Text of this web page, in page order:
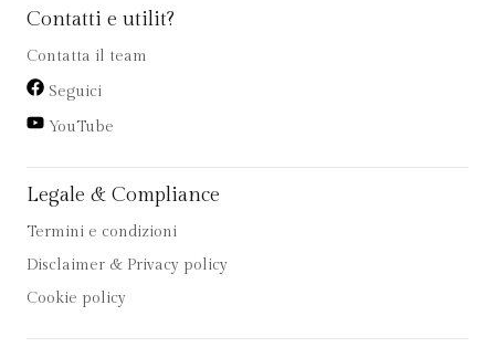
Contatti e utilit?
Contatta il team
Seguici
YouTube
Legale & Compliance
Termini e condizioni
Disclaimer & Privacy policy
Cookie policy